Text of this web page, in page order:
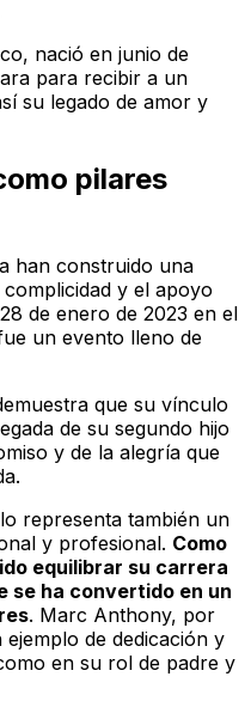
nació en junio de
para recibir a un
su legado de amor y
pilares
han construido una
y el apoyo
de enero de 2023 en el
un evento lleno de
que su vínculo
de su segundo hijo
y de la alegría que
representa también un
y profesional. Como
equilibrar su carrera
se ha convertido en un
. Marc Anthony, por
de dedicación y
en su rol de padre y